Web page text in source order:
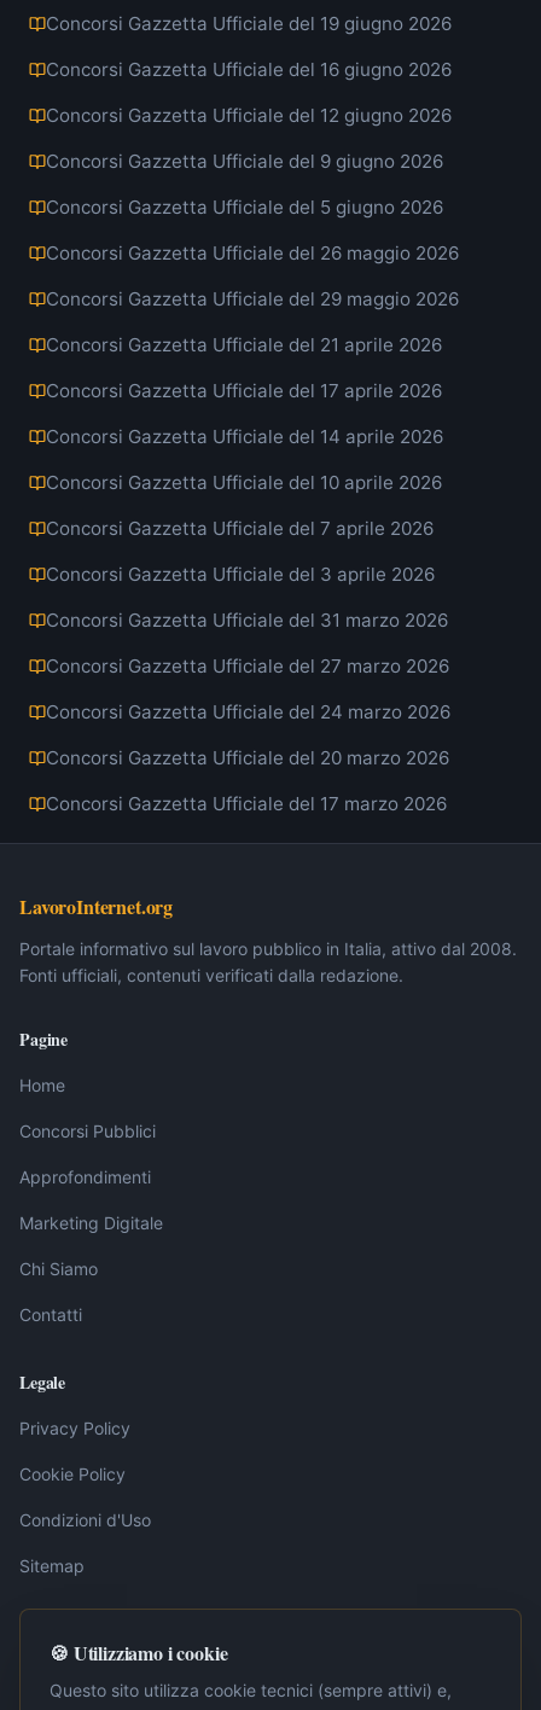
Concorsi Gazzetta Ufficiale del 19 giugno 2026
Concorsi Gazzetta Ufficiale del 16 giugno 2026
Concorsi Gazzetta Ufficiale del 12 giugno 2026
Concorsi Gazzetta Ufficiale del 9 giugno 2026
Concorsi Gazzetta Ufficiale del 5 giugno 2026
Concorsi Gazzetta Ufficiale del 26 maggio 2026
Concorsi Gazzetta Ufficiale del 29 maggio 2026
Concorsi Gazzetta Ufficiale del 21 aprile 2026
Concorsi Gazzetta Ufficiale del 17 aprile 2026
Concorsi Gazzetta Ufficiale del 14 aprile 2026
Concorsi Gazzetta Ufficiale del 10 aprile 2026
Concorsi Gazzetta Ufficiale del 7 aprile 2026
Concorsi Gazzetta Ufficiale del 3 aprile 2026
Concorsi Gazzetta Ufficiale del 31 marzo 2026
Concorsi Gazzetta Ufficiale del 27 marzo 2026
Concorsi Gazzetta Ufficiale del 24 marzo 2026
Concorsi Gazzetta Ufficiale del 20 marzo 2026
Concorsi Gazzetta Ufficiale del 17 marzo 2026
LavoroInternet.org
Portale informativo sul lavoro pubblico in Italia, attivo dal 2008.
Fonti ufficiali, contenuti verificati dalla redazione.
Pagine
Home
Concorsi Pubblici
Approfondimenti
Marketing Digitale
Chi Siamo
Contatti
Legale
Privacy Policy
Cookie Policy
Condizioni d'Uso
Sitemap
Nota editoriale: I contenuti pubblicati su LavoroInternet.org sono
Gazzetta Ufficiale della Repubblica Italiana. Ogni articolo è
🍪 Utilizziamo i cookie
Questo sito utilizza cookie tecnici (sempre attivi) e,